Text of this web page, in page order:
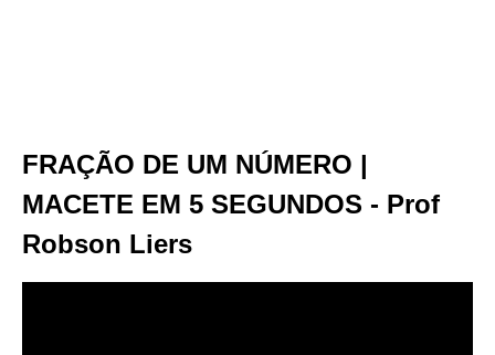
FRAÇÃO DE UM NÚMERO |
MACETE EM 5 SEGUNDOS - Prof
Robson Liers